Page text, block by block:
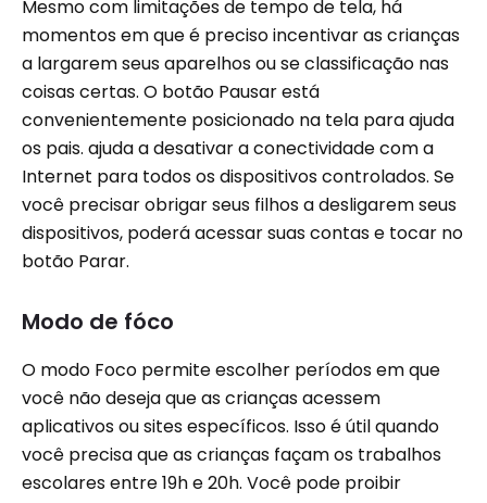
Mesmo com limitações de tempo de tela, há
momentos em que é preciso incentivar as crianças
a largarem seus aparelhos ou se classificação nas
coisas certas. O botão Pausar está
convenientemente posicionado na tela para ajuda
os pais. ajuda a desativar a conectividade com a
Internet para todos os dispositivos controlados. Se
você precisar obrigar seus filhos a desligarem seus
dispositivos, poderá acessar suas contas e tocar no
botão Parar.
Modo de fóco
O modo Foco permite escolher períodos em que
você não deseja que as crianças acessem
aplicativos ou sites específicos. Isso é útil quando
você precisa que as crianças façam os trabalhos
escolares entre 19h e 20h. Você pode proibir